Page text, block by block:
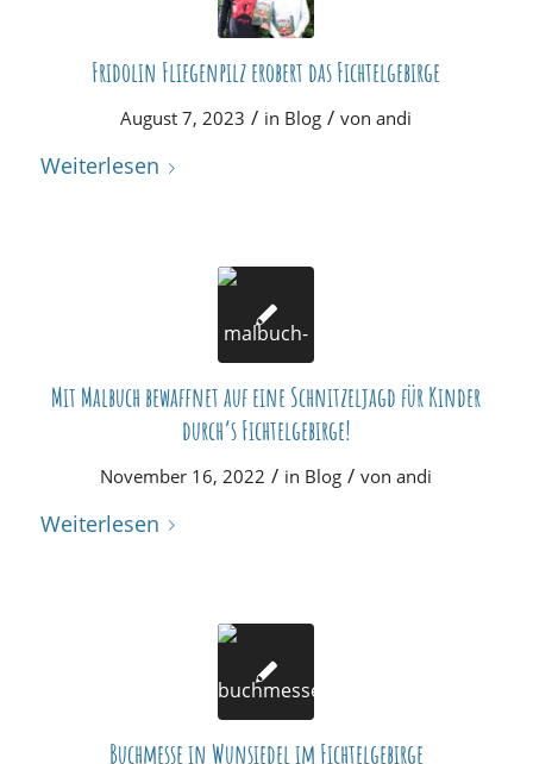
Fridolin Fliegenpilz erobert das Fichtelgebirge
August 7, 2023 / in Blog / vonandi
Weiterlesen
Mit Malbuch bewaffnet auf eine Schnitzeljagd für Kinder
durch’s Fichtelgebirge!
November 16, 2022 / in Blog / vonandi
Weiterlesen
Buchmesse in Wunsiedel im Fichtelgebirge